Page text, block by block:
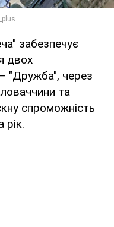
забезпечує
двох
"Дружба", через
та
спроможність